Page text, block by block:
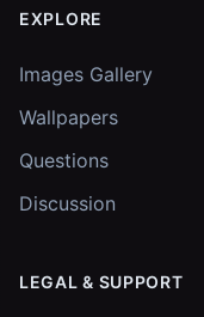
EXPLORE
Images Gallery
Wallpapers
Questions
Discussion
LEGAL & SUPPORT